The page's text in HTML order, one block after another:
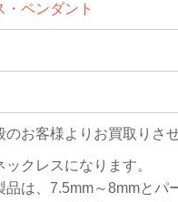
・ペンダント
のお客様よりお買取りさ
ックレスになります。
品は、7.5mm～8mmとパ